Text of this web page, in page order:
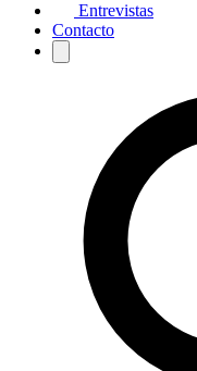
Entrevistas
Contacto